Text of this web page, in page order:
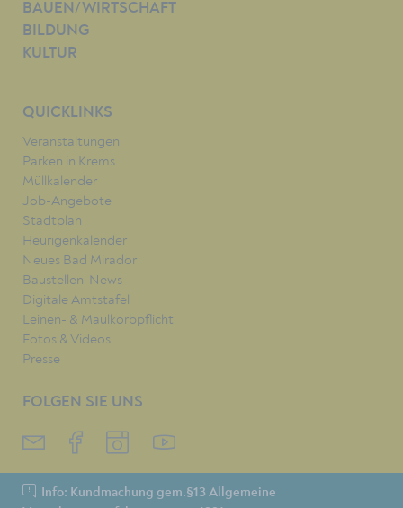
BAUEN/WIRTSCHAFT
BILDUNG
KULTUR
QUICKLINKS
Veranstaltungen
Parken in Krems
Müllkalender
Job-Angebote
Stadtplan
Heurigenkalender
Neues Bad Mirador
Baustellen-News
Digitale Amtstafel
Leinen- & Maulkorbpflicht
Fotos & Videos
Presse
FOLGEN SIE UNS
Info: Kundmachung gem.§13 Allgemeine